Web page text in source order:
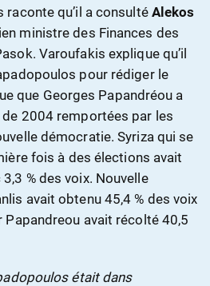
qu’il a consulté Alekos
ministre des Finances des
Varoufakis explique qu’il
pour rédiger le
que Georges Papandréou a
2004 remportées par les
démocratie. Syriza qui se
fois à des élections avait
% des voix. Nouvelle
avait obtenu 45,4 % des voix
avait récolté 40,5
était dans